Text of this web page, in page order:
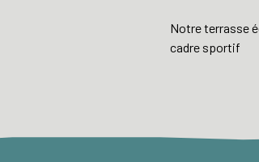
Notre terrasse
cadre sportif